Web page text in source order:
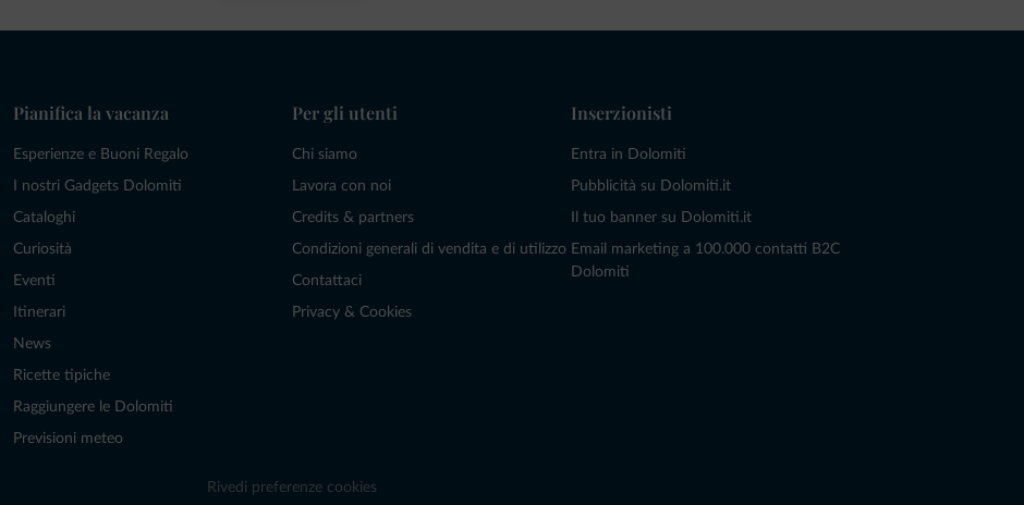
Pianifica la vacanza
Esperienze e Buoni Regalo
I nostri Gadgets Dolomiti
Cataloghi
Curiosità
Eventi
Itinerari
News
Ricette tipiche
Raggiungere le Dolomiti
Previsioni meteo
Per gli utenti
Chi siamo
Lavora con noi
Credits & partners
Condizioni generali di vendita e di utilizzo
Contattaci
Privacy & Cookies
Inserzionisti
Entra in Dolomiti
Pubblicità su Dolomiti.it
Il tuo banner su Dolomiti.it
Email marketing a 100.000 contatti B2C
Dolomiti
Rivedi preferenze cookies